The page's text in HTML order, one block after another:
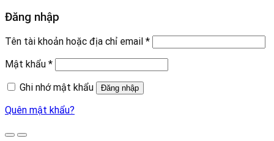
Đăng nhập
Tên tài khoản hoặc địa chỉ email *
Mật khẩu *
Ghi nhớ mật khẩu
Đăng nhập
Quên mật khẩu?